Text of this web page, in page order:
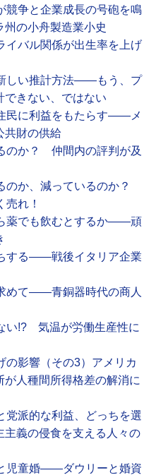
争と企業成長の号砲を鳴
の小舟製造業小史
バル関係が出生率を上げ
しい推計方法――もう、プ
できない、ではない
民に利益をもたらす――メ
共財の供給
のか？ 仲間内の評判が及
か、減っているのか？
れ！
薬でも飲むとするか――頑
する――戦後イタリア企業
めて――青銅器時代の商人
い!? 気温が労働生産性に
影響（その3）アメリカ
人種間所得格差の解消に
派的な利益、どっちを選
義の侵食を支える人々の
児童婚――ダウリーと婚資